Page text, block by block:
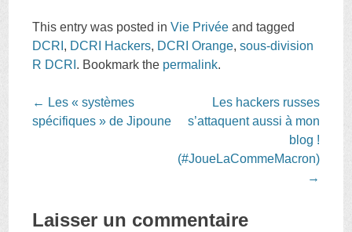
This entry was posted inVie Privée and tagged
DCRI , DCRI Hackers, DCRI Orange,sous-division
R DCRI . Bookmark the permalink.
Post
navigation
← Les « systèmes
spécifiques » de Jipoune
Les hackers russes
s’attaquent aussi à mon
blog !
(#JoueLaCommeMacron)
→
Laisser un commentaire